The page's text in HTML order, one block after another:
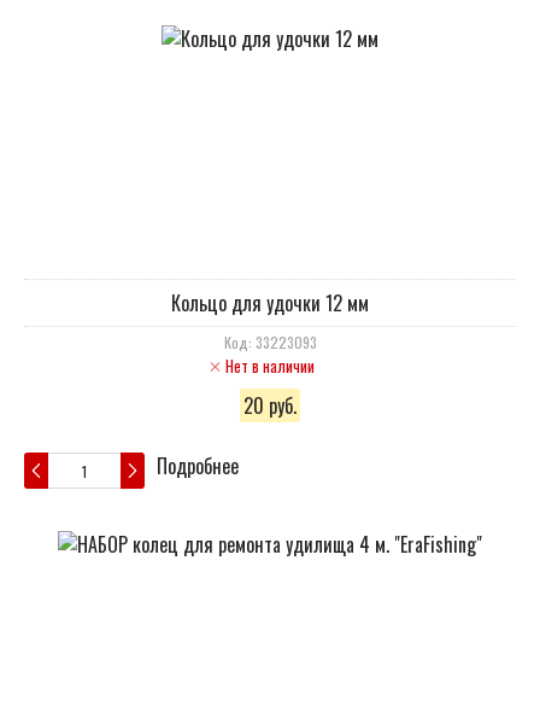
Кольцо для удочки 12 мм
Код: 33223093
Нет в наличии
20 руб.
Подробнее